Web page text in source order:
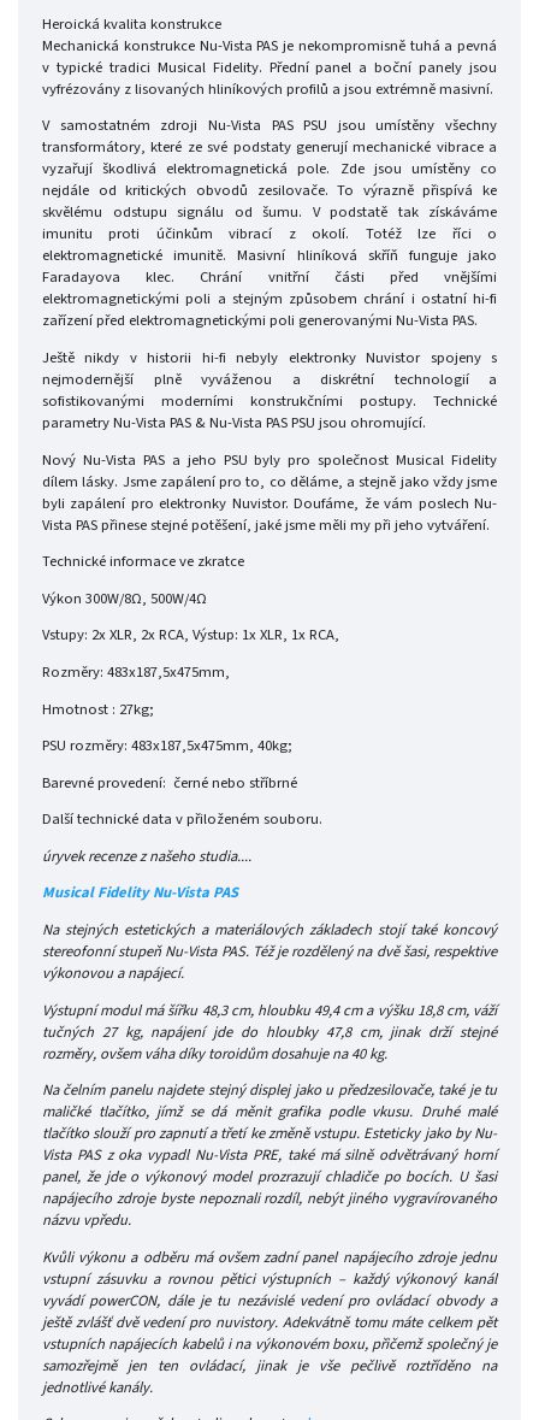
Heroická kvalita konstrukce
Mechanická konstrukce Nu-Vista PAS je nekompromisně tuhá a pevná
v typické tradici Musical Fidelity. Přední panel a boční panely jsou
vyfrézovány z lisovaných hliníkových profilů a jsou extrémně masivní.
V samostatném zdroji Nu-Vista PAS PSU jsou umístěny všechny
transformátory, které ze své podstaty generují mechanické vibrace a
vyzařují škodlivá elektromagnetická pole. Zde jsou umístěny co
nejdále od kritických obvodů zesilovače. To výrazně přispívá ke
skvělému odstupu signálu od šumu. V podstatě tak získáváme
imunitu proti účinkům vibrací z okolí. Totéž lze říci o
elektromagnetické imunitě. Masivní hliníková skříň funguje jako
Faradayova klec. Chrání vnitřní části před vnějšími
elektromagnetickými poli a stejným způsobem chrání i ostatní hi-fi
zařízení před elektromagnetickými poli generovanými Nu-Vista PAS.
Ještě nikdy v historii hi-fi nebyly elektronky Nuvistor spojeny s
nejmodernější plně vyváženou a diskrétní technologií a
sofistikovanými moderními konstrukčními postupy. Technické
parametry Nu-Vista PAS & Nu-Vista PAS PSU jsou ohromující.
Nový Nu-Vista PAS a jeho PSU byly pro společnost Musical Fidelity
dílem lásky. Jsme zapálení pro to, co děláme, a stejně jako vždy jsme
byli zapálení pro elektronky Nuvistor. Doufáme, že vám poslech Nu-
Vista PAS přinese stejné potěšení, jaké jsme měli my při jeho vytváření.
Technické informace ve zkratce
Výkon 300W/8Ω, 500W/4Ω
Vstupy: 2x XLR, 2x RCA, Výstup: 1x XLR, 1x RCA,
Rozměry: 483x187,5x475mm,
Hmotnost : 27kg;
PSU rozměry: 483x187,5x475mm, 40kg;
Barevné provedení: černé nebo stříbrné
Další technické data v přiloženém souboru.
úryvek recenze z našeho studia....
Musical Fidelity Nu-Vista PAS
Na stejných estetických a materiálových základech stojí také koncový
stereofonní stupeň Nu-Vista PAS. Též je rozdělený na dvě šasi, respektive
výkonovou a napájecí.
Výstupní modul má šířku 48,3 cm, hloubku 49,4 cm a výšku 18,8 cm, váží
tučných 27 kg, napájení jde do hloubky 47,8 cm, jinak drží stejné
rozměry, ovšem váha díky toroidům dosahuje na 40 kg.
Na čelním panelu najdete stejný displej jako u předzesilovače, také je tu
maličké tlačítko, jímž se dá měnit grafika podle vkusu. Druhé malé
tlačítko slouží pro zapnutí a třetí ke změně vstupu. Esteticky jako by Nu-
Vista PAS z oka vypadl Nu-Vista PRE, také má silně odvětrávaný horní
panel, že jde o výkonový model prozrazují chladiče po bocích. U šasi
napájecího zdroje byste nepoznali rozdíl, nebýt jiného vygravírovaného
názvu vpředu.
Kvůli výkonu a odběru má ovšem zadní panel napájecího zdroje jednu
vstupní zásuvku a rovnou pětici výstupních – každý výkonový kanál
vyvádí powerCON, dále je tu nezávislé vedení pro ovládací obvody a
ještě zvlášť dvě vedení pro nuvistory. Adekvátně tomu máte celkem pět
vstupních napájecích kabelů i na výkonovém boxu, přičemž společný je
samozřejmě jen ten ovládací, jinak je vše pečlivě roztříděno na
jednotlivé kanály.